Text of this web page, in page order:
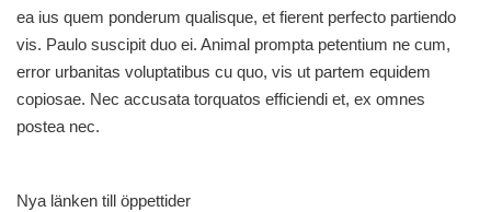
ea ius quem ponderum qualisque, et fierent perfecto partiendo
vis. Paulo suscipit duo ei. Animal prompta petentium ne cum,
error urbanitas voluptatibus cu quo, vis ut partem equidem
copiosae. Nec accusata torquatos efficiendi et, ex omnes
postea nec.
Nya länken till öppettider